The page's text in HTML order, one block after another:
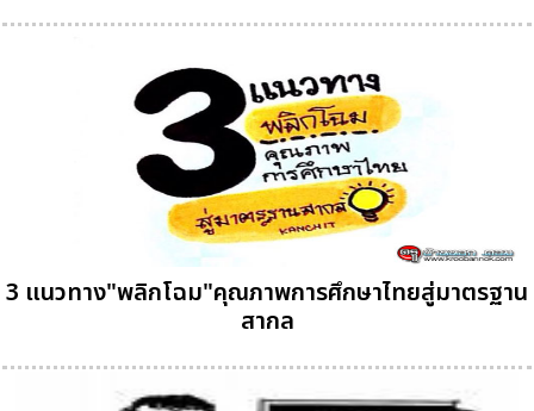
3 แนวทาง"พลิกโฉม"คุณภาพการศึกษาไทยสู่มาตรฐาน
สากล